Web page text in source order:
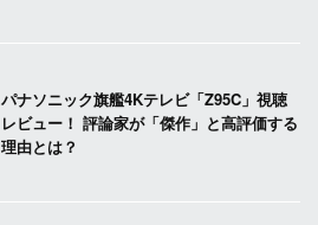
パナソニック旗艦4Kテレビ「Z95C」視聴
レビュー！ 評論家が「傑作」と高評価する
理由とは？